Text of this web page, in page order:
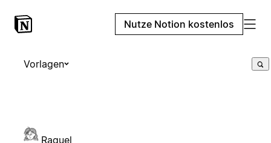
Nutze Notion kostenlos
Vorlagen
Raquel